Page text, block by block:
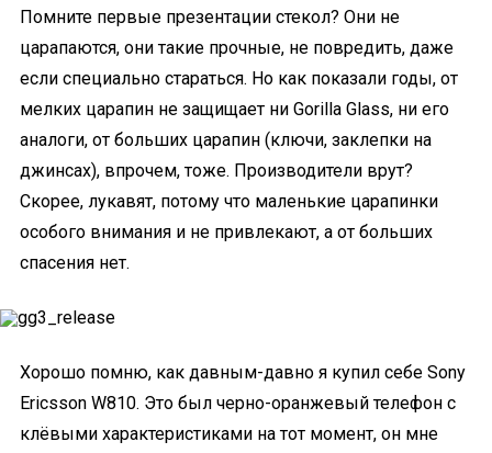
Помните первые презентации стекол? Они не
царапаются, они такие прочные, не повредить, даже
если специально стараться. Но как показали годы, от
мелких царапин не защищает ни Gorilla Glass, ни его
аналоги, от больших царапин (ключи, заклепки на
джинсах), впрочем, тоже. Производители врут?
Скорее, лукавят, потому что маленькие царапинки
особого внимания и не привлекают, а от больших
спасения нет.
Хорошо помню, как давным-давно я купил себе Sony
Ericsson W810. Это был черно-оранжевый телефон с
клёвыми характеристиками на тот момент, он мне